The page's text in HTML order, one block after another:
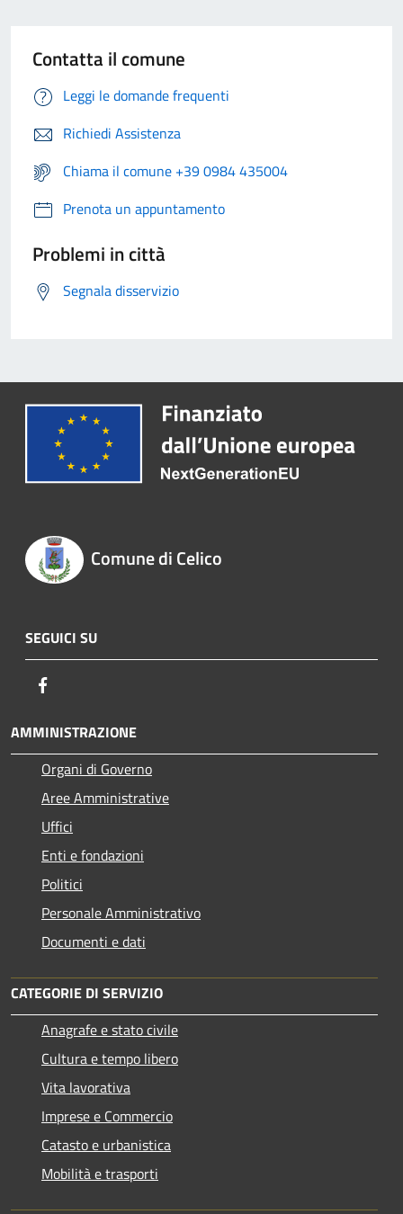
Contatta il comune
Leggi le domande frequenti
Richiedi Assistenza
Chiama il comune +39 0984 435004
Prenota un appuntamento
Problemi in città
Segnala disservizio
Comune di Celico
SEGUICI SU
AMMINISTRAZIONE
Organi di Governo
Aree Amministrative
Uffici
Enti e fondazioni
Politici
Personale Amministrativo
Documenti e dati
CATEGORIE DI SERVIZIO
Anagrafe e stato civile
Cultura e tempo libero
Vita lavorativa
Imprese e Commercio
Catasto e urbanistica
Mobilità e trasporti